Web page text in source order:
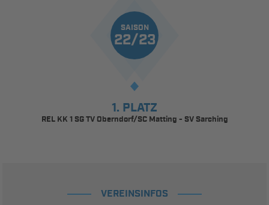
SAISON
22/23
1. PLATZ
REL KK 1 SG TV Oberndorf/SC Matting - SV Sarching
VEREINSINFOS